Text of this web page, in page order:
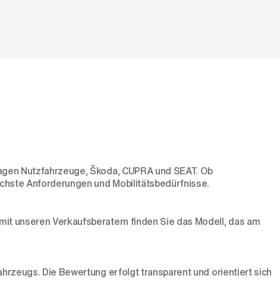
Nutzfahrzeuge, Škoda, CUPRA und SEAT. Ob
Anforderungen und Mobilitätsbedürfnisse.
unseren Verkaufsberatern finden Sie das Modell, das am
Die Bewertung erfolgt transparent und orientiert sich